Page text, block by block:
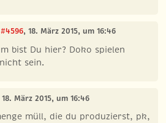
, 18. März 2015, um 16:46
bist Du hier? Doko spielen
sein.
18. März 2015, um 16:46
müll, die du produzierst, pk,